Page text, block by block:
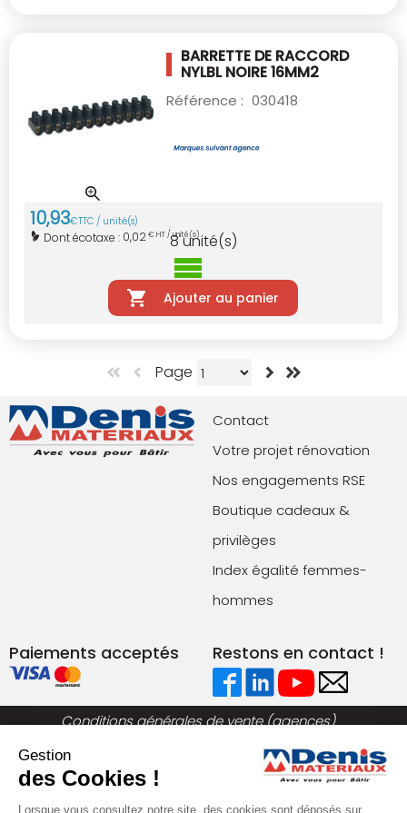
BARRETTE DE RACCORD
NYLBL NOIRE 16MM2
Référence : 030418
10,93€TTC / unité(s)
Dont écotaxe : 0,02€ HT / unité(s)
8 unité(s)
Ajouter au panier
Page
Contact
Votre projet rénovation
Nos engagements RSE
Boutique cadeaux &
privilèges
Index égalité femmes-
hommes
Paiements acceptés Restons en contact !
Conditions générales de vente (agences)
Plan du site
Politique de confidentialité
Gestion
des Cookies !
Lorsque vous consultez notre site, des cookies sont déposés sur